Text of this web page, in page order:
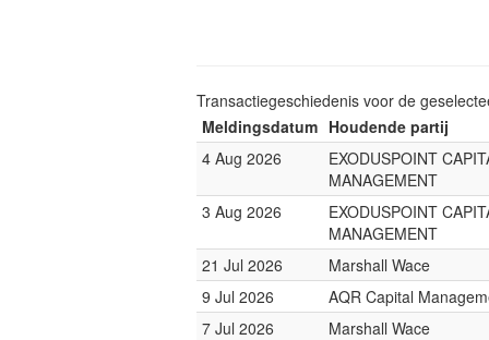
Transactiegeschiedenis voor de
Meldingsdatum Houdende partij
4 Aug 2026
EXODUSPOINT
MANAGEMENT
3 Aug 2026
EXODUSPOINT
MANAGEMENT
21 Jul 2026
Marshall Wace
9 Jul 2026
AQR Capital
7 Jul 2026
Marshall Wace